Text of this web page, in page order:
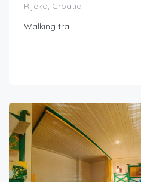
Rijeka, Croatia
Walking trail